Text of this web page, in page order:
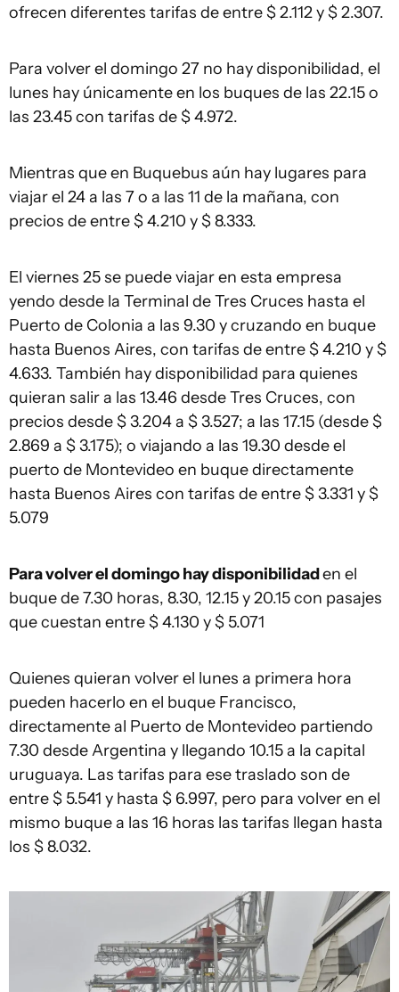
ofrecen diferentes tarifas de entre $ 2.112 y $ 2.307.
Para volver el domingo 27 no hay disponibilidad, el
lunes hay únicamente en los buques de las 22.15 o
las 23.45 con tarifas de $ 4.972.
Mientras que en Buquebus aún hay lugares para
viajar el 24 a las 7 o a las 11 de la mañana, con
precios de entre $ 4.210 y $ 8.333.
El viernes 25 se puede viajar en esta empresa
yendo desde la Terminal de Tres Cruces hasta el
Puerto de Colonia a las 9.30 y cruzando en buque
hasta Buenos Aires, con tarifas de entre $ 4.210 y $
4.633. También hay disponibilidad para quienes
quieran salir a las 13.46 desde Tres Cruces, con
precios desde $ 3.204 a $ 3.527; a las 17.15 (desde $
2.869 a $ 3.175); o viajando a las 19.30 desde el
puerto de Montevideo en buque directamente
hasta Buenos Aires con tarifas de entre $ 3.331 y $
5.079
Para volver el domingo hay disponibilidaden el
buque de 7.30 horas, 8.30, 12.15 y 20.15 con pasajes
que cuestan entre $ 4.130 y $ 5.071
Quienes quieran volver el lunes a primera hora
pueden hacerlo en el buque Francisco,
directamente al Puerto de Montevideo partiendo
7.30 desde Argentina y llegando 10.15 a la capital
uruguaya. Las tarifas para ese traslado son de
entre $ 5.541 y hasta $ 6.997, pero para volver en el
mismo buque a las 16 horas las tarifas llegan hasta
los $ 8.032.